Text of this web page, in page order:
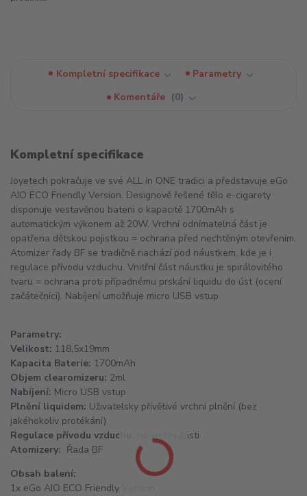
Kompletní specifikace
Parametry
Komentáře
0
Kompletní specifikace
Joyetech pokračuje ve své ALL in ONE tradici a představuje eGo
AIO ECO Friendly Version. Designově řešené tělo e-cigarety
disponuje vestavěnou baterii o kapacitě 1700mAh s
automatickým výkonem až 20W. Vrchní odnímatelná část je
opatřena dětskou pojistkou = ochrana před nechtěným otevřením.
Atomizer řady BF se tradičně nachází pod náustkem, kde je i
regulace přívodu vzduchu. Vnitřní část náustku je spirálovitého
tvaru = ochrana proti případnému prskání liquidu do úst (ocení
začátečníci). Nabíjení umožňuje micro USB vstup
Parametry:
Velikost: 118,5x19mm
Kapacita Baterie: 1700mAh
Objem clearomizeru: 2ml
Nabíjení: Micro USB vstup
Plnění liquidem: Uživatelsky přívětivé vrchní plnění (bez
jakéhokoliv protékání)
Regulace přívodu vzduchu:
na vrchní části
Atomizery: Řada BF
Obsah balení:
1x eGo AIO ECO Friendly Version